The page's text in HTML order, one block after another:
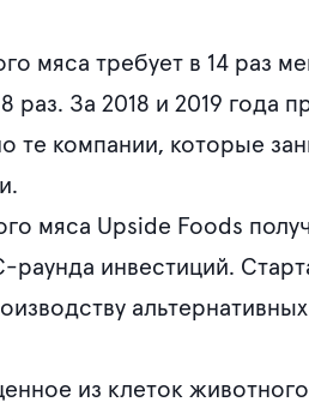
мяса требует в 14 раз
За 2018 и 2019 года
те компании, которые
мяса Upside Foods
инвестиций.
из клеток